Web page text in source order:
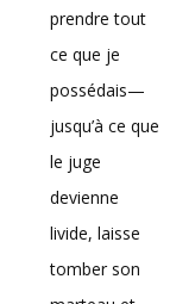
prendre tout
ce que je
possédais—
jusqu’à ce que
le juge
devienne
livide, laisse
tomber son